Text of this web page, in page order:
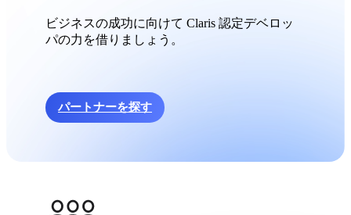
ビジネスの成功に向けて Claris 認定デベロッ
パの力を借りましょう。
パートナーを探す